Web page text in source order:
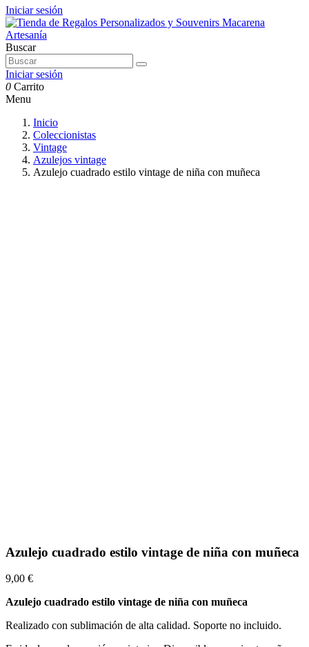
Iniciar sesión
Buscar
Iniciar sesión
0 Carrito
Menu
Inicio
Coleccionistas
Vintage
Azulejos vintage
Azulejo cuadrado estilo vintage de niña con muñeca
Azulejo cuadrado estilo vintage de niña con muñeca
9,00 €
Azulejo cuadrado estilo vintage de niña con muñeca
Realizado con sublimación de alta calidad. Soporte no incluido.